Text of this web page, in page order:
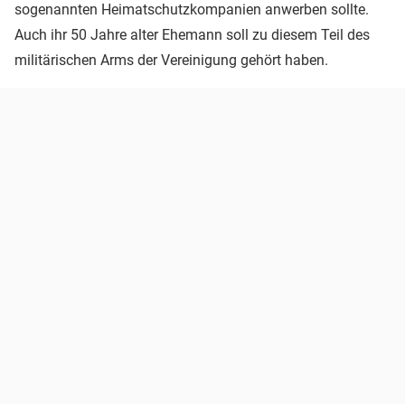
sogenannten Heimatschutzkompanien anwerben sollte.
Auch ihr 50 Jahre alter Ehemann soll zu diesem Teil des
militärischen Arms der Vereinigung gehört haben.